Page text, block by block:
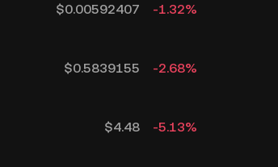
$0.00592407 -1.32%
$0.5839155 -2.68%
$4.48 -5.13%